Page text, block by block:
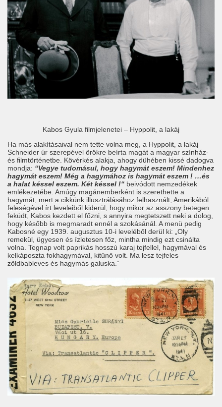
Kabos Gyula filmjelenetei – Hyppolit, a lakáj
Ha más alakításaival nem tette volna meg, a Hyppolit, a lakáj
Schneider úr szerepével örökre beírta magát a magyar színház-
és filmtörténetbe. Kövérkés alakja, ahogy dühében kissé dadogva
mondja: “Vegye tudomásul, hogy hagymát eszem! Mindenhez
hagymát eszem! Még a hagymához is hagymát eszem ! …és
a halat késsel eszem. Két késsel !“ beivódott nemzedékek
emlékezetébe. Amúgy magánemberként is szerethette a
hagymát, mert a cikkünk illusztrálásához felhasznált, Amerikából
feleségével írt leveleiből kiderül, hogy mikor az asszony betegen
feküdt, Kabos kezdett el főzni, s annyira megtetszett neki a dolog,
hogy később is megmaradt ennél a szokásánál. A menü pedig
Kabosné egy 1939. augusztus 10-i leveléből derül ki: „Oly
remekül, ügyesen és ízletesen főz, mintha mindig ezt csinálta
volna. Tegnap volt paprikás hosszú karaj tejfellel, hagymával és
kelkáposzta fokhagymával, kitűnő volt. Ma lesz tejfeles
zöldbableves és hagymás galuska.“